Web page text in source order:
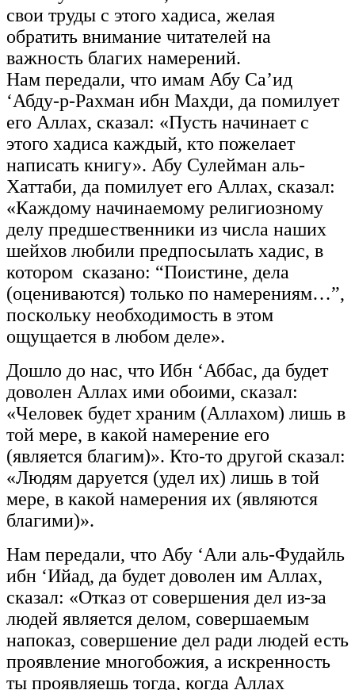
свои труды с этого хадиса, желая
обратить внимание читателей на
важность благих намерений.
Нам передали, что имам Абу Са’ид
‘Абду-р-Рахман ибн Махди, да помилует
его Аллах, сказал: «Пусть начинает с
этого хадиса каждый, кто пожелает
написать книгу». Абу Сулейман аль-
Хаттаби, да помилует его Аллах, сказал:
«Каждому начинаемому религиозному
делу предшественники из числа наших
шейхов любили предпосылать хадис, в
котором сказано: “Поистине, дела
(оцениваются) только по намерениям…”,
поскольку необходимость в этом
ощущается в любом деле».
Дошло до нас, что Ибн ‘Аббас, да будет
доволен Аллах ими обоими, сказал:
«Человек будет храним (Аллахом) лишь в
той мере, в какой намерение его
(является благим)». Кто-то другой сказал:
«Людям даруется (удел их) лишь в той
мере, в какой намерения их (являются
благими)».
Нам передали, что Абу ‘Али аль-Фудайль
ибн ‘Ийад, да будет доволен им Аллах,
сказал: «Отказ от совершения дел из-за
людей является делом, совершаемым
напоказ, совершение дел ради людей есть
проявление многобожия, а искренность
ты проявляешь тогда, когда Аллах